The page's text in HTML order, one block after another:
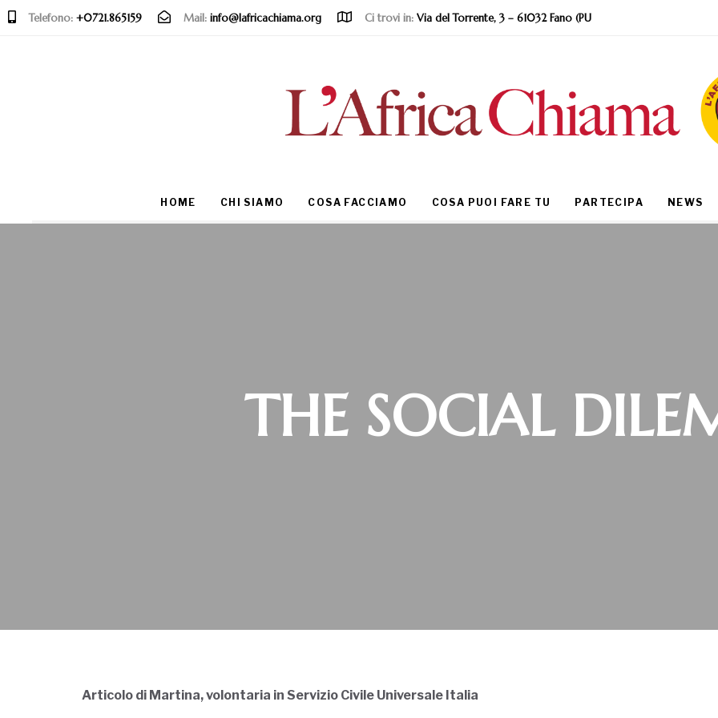
Telefono: +0721.865159 Mail: info@lafricachiama.org Ci trovi in: Via del Torrente, 3 – 61032 Fano (PU
HOME CHI SIAMO COSA FACCIAMO COSA PUOI FARE TU PARTECIPA NEWS
THE SOCIAL
Articolo di Martina, volontaria in Servizio Civile Universale Italia